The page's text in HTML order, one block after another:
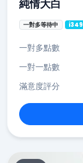
純情大白
一對多等待中 i349
一對多點數
一對一點數
滿意度評分